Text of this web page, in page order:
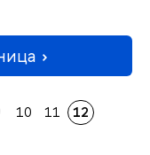
10 11
12